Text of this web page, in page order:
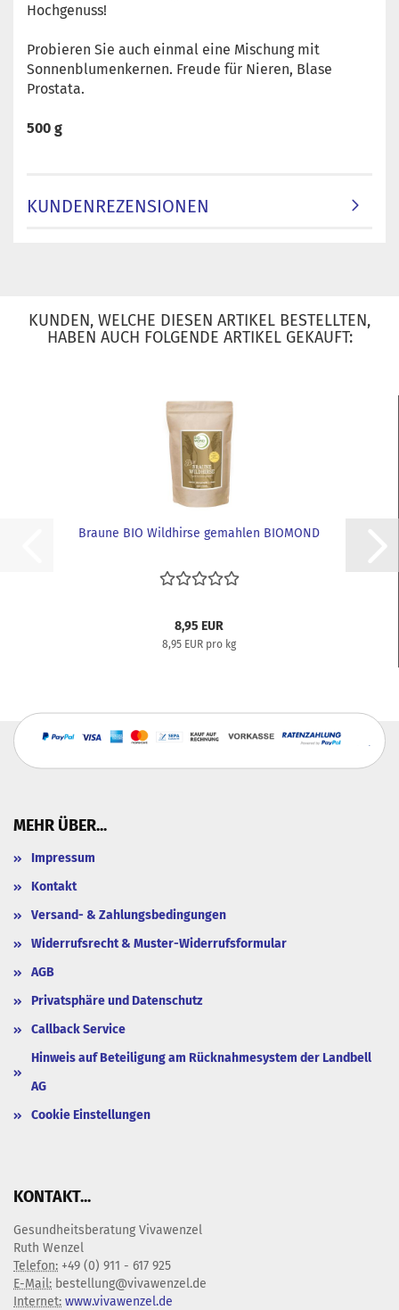
Hochgenuss!
Probieren Sie auch einmal eine Mischung mit
Sonnenblumenkernen. Freude für Nieren, Blase
Prostata.
500 g
KUNDENREZENSIONEN
KUNDEN, WELCHE DIESEN ARTIKEL BESTELLTEN,
HABEN AUCH FOLGENDE ARTIKEL GEKAUFT:
Braune BIO Wildhirse gemahlen BIOMOND
8,95 EUR
8,95 EUR pro kg
MEHR ÜBER...
Impressum
Kontakt
Versand- & Zahlungsbedingungen
Widerrufsrecht & Muster-Widerrufsformular
AGB
Privatsphäre und Datenschutz
Callback Service
Hinweis auf Beteiligung am Rücknahmesystem der Landbell
AG
Cookie Einstellungen
KONTAKT...
Gesundheitsberatung Vivawenzel
Ruth Wenzel
Telefon: +49 (0) 911 - 617 925
E-Mail: bestellung@vivawenzel.de
Internet: www.vivawenzel.de